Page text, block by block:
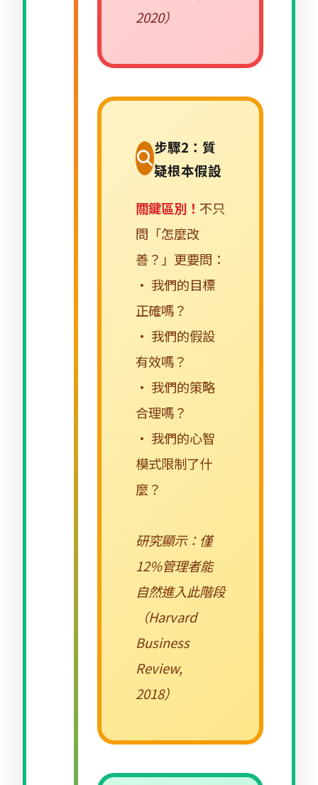
2020）
步驟2：質
疑根本假設
關鍵區別！ 不只
問「怎麼改
善？」更要問：
• 我們的目標
正確嗎？
• 我們的假設
有效嗎？
• 我們的策略
合理嗎？
• 我們的心智
模式限制了什
麼？
研究顯示：僅
12%管理者能
自然進入此階段
（Harvard
Business
Review,
2018）